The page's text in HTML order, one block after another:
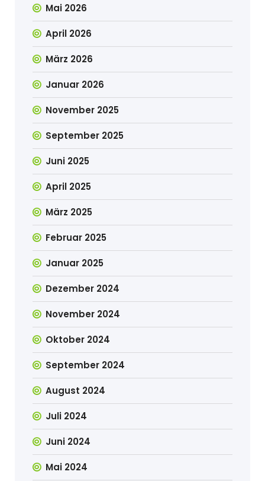
Mai 2026
April 2026
März 2026
Januar 2026
November 2025
September 2025
Juni 2025
April 2025
März 2025
Februar 2025
Januar 2025
Dezember 2024
November 2024
Oktober 2024
September 2024
August 2024
Juli 2024
Juni 2024
Mai 2024